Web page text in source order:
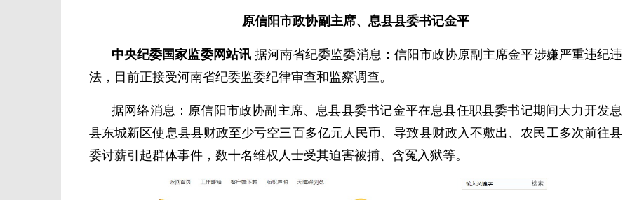
原信阳市政协副主席、息县县委书记金平
中央纪委国家监委网站讯 据河南省纪委监委消息：信阳市政协原副主席金平涉嫌严重违纪违
法，目前正接受河南省纪委监委纪律审查和监察调查。
据网络消息：原信阳市政协副主席、息县县委书记金平在息县任职县委书记期间大力开发息
县东城新区使息县县财政至少亏空三百多亿元人民币、导致县财政入不敷出、农民工多次前往县
委讨薪引起群体事件，数十名维权人士受其迫害被捕、含冤入狱等。